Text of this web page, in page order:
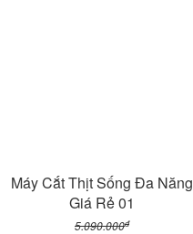
Máy Cắt Thịt Sống Đa Năng
Giá Rẻ 01
5.090.000đ